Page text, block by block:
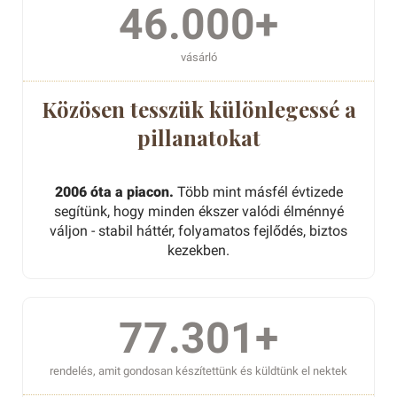
46.000+
vásárló
Közösen tesszük különlegessé a
pillanatokat
2006 óta a piacon. Több mint másfél évtizede
segítünk, hogy minden ékszer valódi élménnyé
váljon - stabil háttér, folyamatos fejlődés, biztos
kezekben.
77.301+
rendelés, amit gondosan készítettünk és küldtünk el nektek